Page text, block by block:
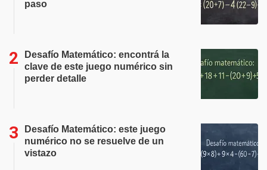
paso
Desafío Matemático: encontrá la
clave de este juego numérico sin
perder detalle
Desafío Matemático: este juego
numérico no se resuelve de un
vistazo